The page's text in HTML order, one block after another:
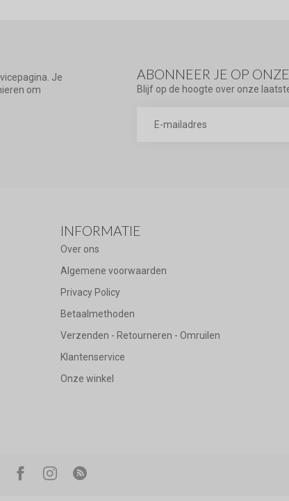
Je
om
ABONNEER JE OP
Blijf op de hoogte over onze
INFORMATIE
Over ons
Algemene voorwaarden
Privacy Policy
Betaalmethoden
Verzenden - Retourneren - Omruilen
Klantenservice
Onze winkel